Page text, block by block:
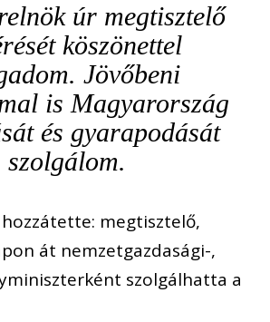
úr megtisztelő
köszönettel
Jövőbeni
is Magyarország
és gyarapodását
szolgálom.
megtisztelő,
át nemzetgazdasági-,
szolgálhatta a